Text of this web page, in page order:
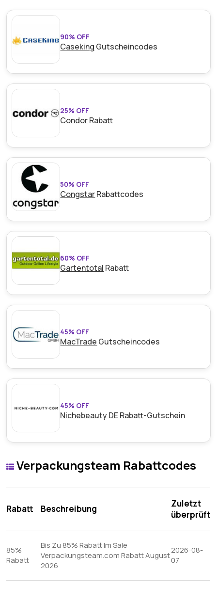
90% OFF
Caseking Gutscheincodes
25% OFF
CondorRabatt
50% OFF
CongstarRabattcodes
60% OFF
Gartentotal Rabatt
45% OFF
MacTrade Gutscheincodes
45% OFF
Nichebeauty DERabatt-Gutschein
Verpackungsteam Rabattcodes
Rabatt Beschreibung
Zuletzt
überprüft
85%
Rabatt
Bis Zu 85% Rabatt Im Sale
Verpackungsteam.com Rabatt August
2026
2026-08-
07